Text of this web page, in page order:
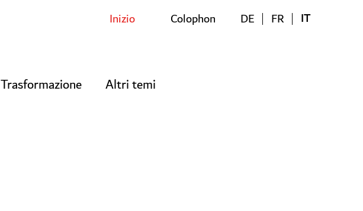
Inizio Colophon DE FR IT
Trasformazione Altri temi